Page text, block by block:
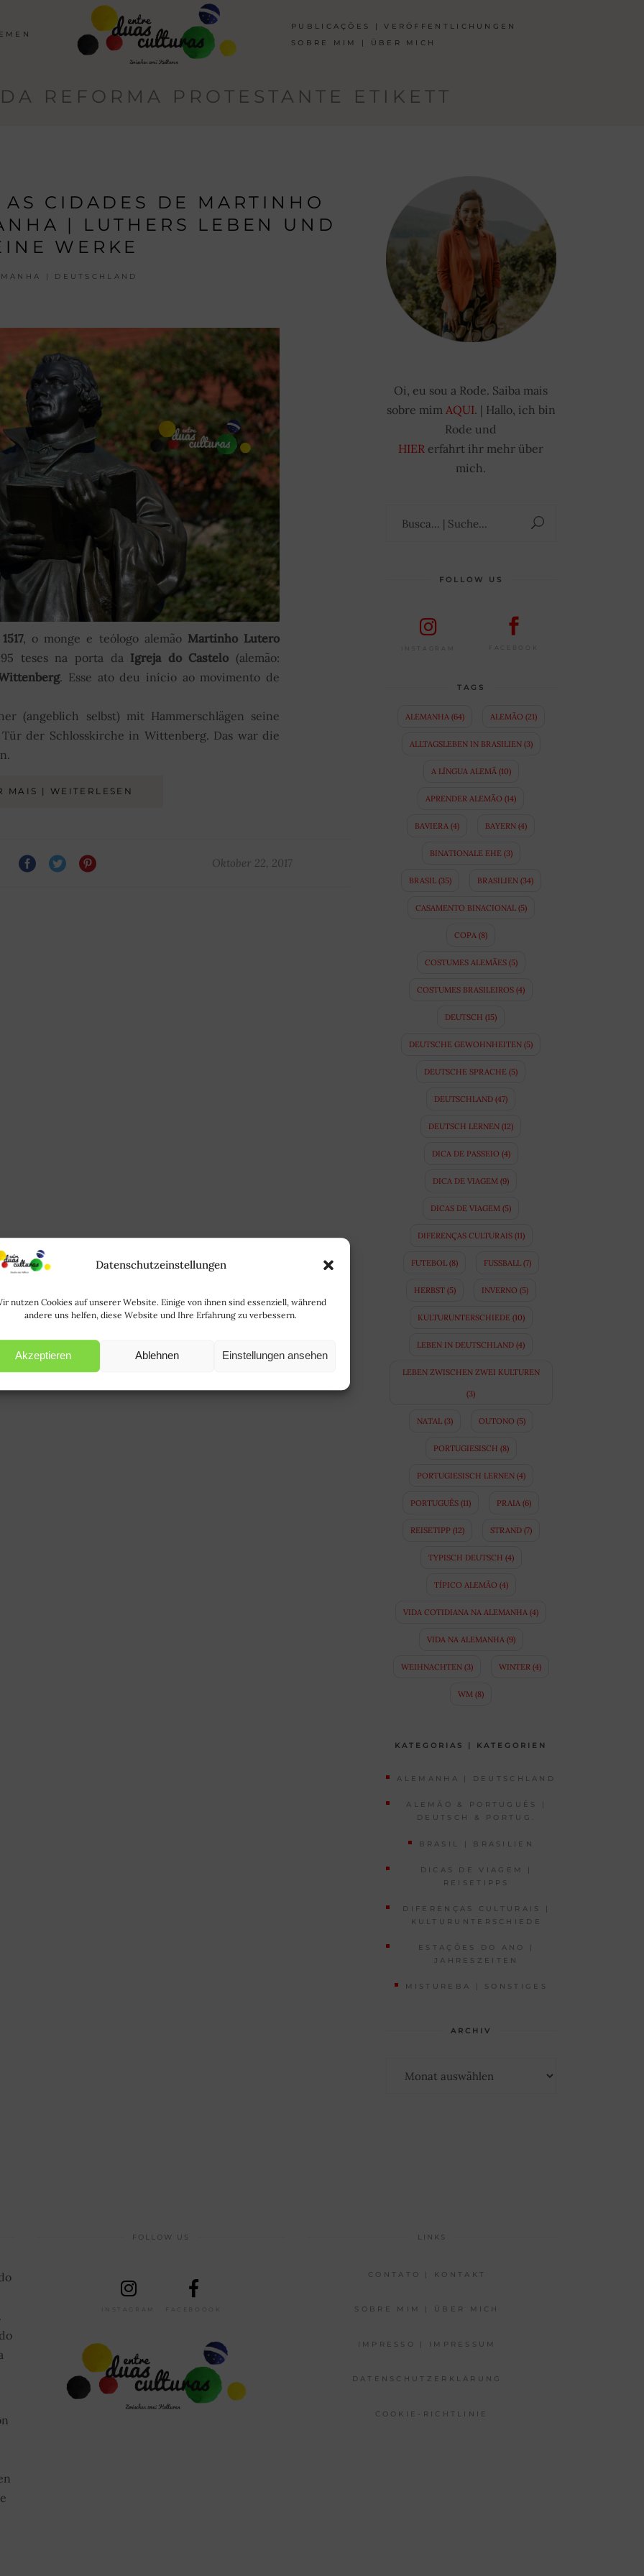
Datenschutzeinstellungen
nutzen Cookies auf unserer Website. Einige von ihnen sind essenziell, während
andere uns helfen, diese Website und Ihre Erfahrung zu verbessern.
Akzeptieren Ablehnen Einstellungen ansehen
PUBLICAÇÕES | VERÖFFENTLICHUNGEN
SOBRE MIM | ÜBER MICH
REFORMA PROTESTANTE ETIKETT
CIDADES DE MARTINHO
| LUTHERS LEBEN UND
WERKE
| DEUTSCHLAND
, o monge e teólogo alemão Martinho Lutero
teses na porta da Igreja do Castelo (alemão:
. Esse ato deu início ao movimento de
(angeblich selbst) mit Hammerschlägen seine
der Schlosskirche in Wittenberg. Das war die
MAIS | WEITERLESEN
Oktober 22, 2017
Oi, eu sou a Rode. Saiba mais
sobre mim AQUI. | Hallo, ich bin
Rode und
HIER erfahrt ihr mehr über
mich.
FOLLOW US
INSTAGRAM FACEBOOK
TAGS
ALEMANHA (64) ALEMÃO (21)
ALLTAGSLEBEN IN BRASILIEN(3)
A LÍNGUA ALEMÃ (10)
APRENDER ALEMÃO (14)
BAVIERA (4) BAYERN (4)
BINATIONALE EHE(3)
BRASIL(35) BRASILIEN(34)
CASAMENTO BINACIONAL(5)
COPA (8)
COSTUMES ALEMÃES(5)
COSTUMES BRASILEIROS (4)
DEUTSCH (15)
DEUTSCHE GEWOHNHEITEN (5)
DEUTSCHE SPRACHE (5)
DEUTSCHLAND (47)
DEUTSCH LERNEN (12)
DICA DE PASSEIO (4)
DICA DE VIAGEM (9)
DICAS DE VIAGEM (5)
DIFERENÇAS CULTURAIS(11)
FUTEBOL(8) FUSSBALL (7)
HERBST(5) INVERNO (5)
KULTURUNTERSCHIEDE(10)
LEBEN IN DEUTSCHLAND (4)
LEBEN ZWISCHEN ZWEI KULTUREN
(3)
NATAL(3) OUTONO (5)
PORTUGIESISCH (8)
PORTUGIESISCH LERNEN(4)
PORTUGUÊS (11) PRAIA (6)
REISETIPP(12) STRAND(7)
TYPISCH DEUTSCH (4)
TÍPICO ALEMÃO (4)
VIDA COTIDIANA NA ALEMANHA (4)
VIDA NA ALEMANHA (9)
WEIHNACHTEN(3) WINTER (4)
WM (8)
KATEGORIAS | KATEGORIEN
ALEMANHA | DEUTSCHLAND
ALEMÃO & PORTUGUÊS |
DEUTSCH & PORTUG.
BRASIL | BRASILIEN
DICAS DE VIAGEM |
REISETIPPS
DIFERENÇAS CULTURAIS |
KULTURUNTERSCHIEDE
ESTAÇÕES DO ANO |
JAHRESZEITEN
MISTUREBA | SONSTIGES
ARCHIV
FOLLOW US
INSTAGRAM FACEBOOOK
LINKS
CONTATO | KONTAKT
SOBRE MIM | ÜBER MICH
IMPRESSO | IMPRESSUM
DATENSCHUTZERKLÄRUNG
COOKIE-RICHTLINIE